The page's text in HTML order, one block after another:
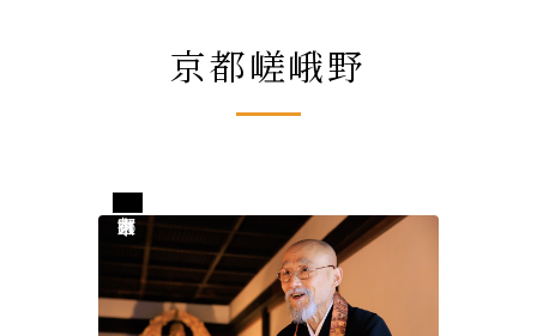
大学コラボプロジェクト
いろり端
特集「一隅を照らす」
探訪「1200年の魅力交流」
京都嵯峨野